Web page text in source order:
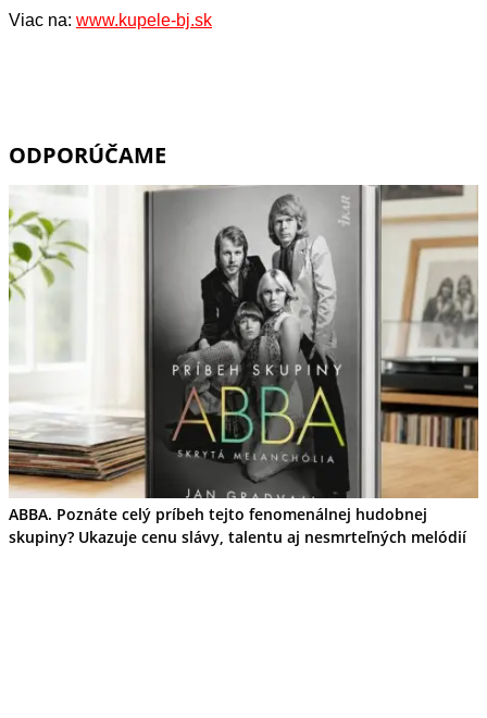
Viac na: www.kupele-bj.sk
ODPORÚČAME
ABBA. Poznáte celý príbeh tejto fenomenálnej hudobnej
skupiny? Ukazuje cenu slávy, talentu aj nesmrteľných melódií